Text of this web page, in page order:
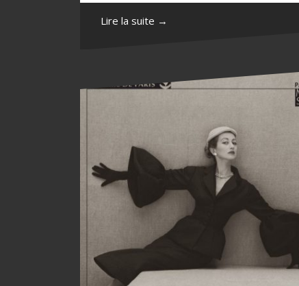
Lire la suite →